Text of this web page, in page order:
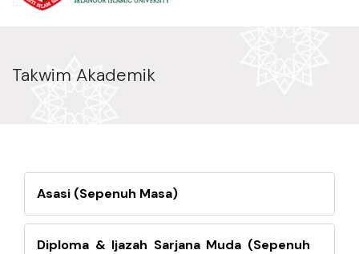
Takwim Akademik
Asasi (Sepenuh Masa)
Diploma & Ijazah Sarjana Muda (Sepenuh